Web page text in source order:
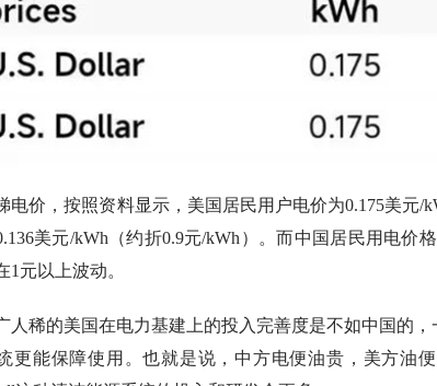
电价，按照资料显示，美国居民用户电价为0.175美元/
美元/kWh（约折0.9元/kWh）。而中国居民用电价
1元以上波动。
人稀的美国在电力基建上的投入完善度是不如中国的
更能保障使用。也就是说，中方电便油贵，美方油